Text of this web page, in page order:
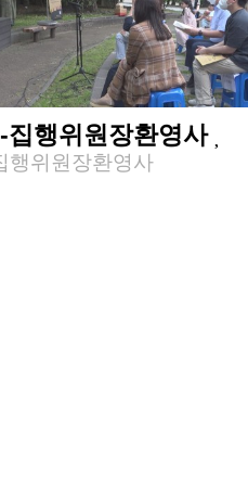
집행위원장환영사
행위원장환영사